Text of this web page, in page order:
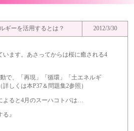
ギーを活用するとは？ 2012/3/30
います。あさってからは桜に癒される4
で、「再現」「循環」「土エネルギ
しくは本P37＆問題集2参照）
よると4月のスーハコトバは…
』